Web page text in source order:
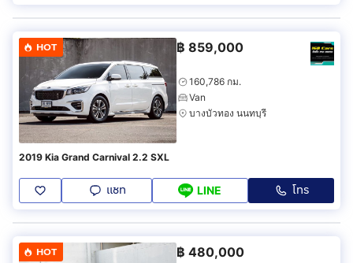
HOT ฿ 859,000
160,786 กม.
Van
บางบัวทอง นนทบุรี
2019 Kia Grand Carnival 2.2 SXL
แชท LINE โทร
HOT ฿ 480,000